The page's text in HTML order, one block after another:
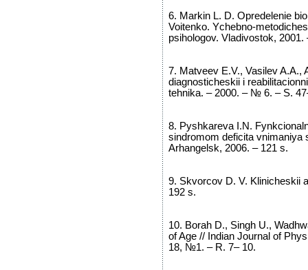
6. Markin L. D. Opredelenie
Voitenko. Ychebno-
psihologov. Vladivostok, 2001.
7. Matveev E.V., Vasilev A.A.,
diagnosticheskii i
tehnika. – 2000. – № 6. – S.
8. Pyshkareva I.N.
sindromom deficita
Arhangelsk, 2006. – 121 s.
9. Skvorcov D. V. Klinicheskii
192 s.
10. Borah D., Singh U.,
of Age // Indian Journal of
18, №1. – R. 7– 10.